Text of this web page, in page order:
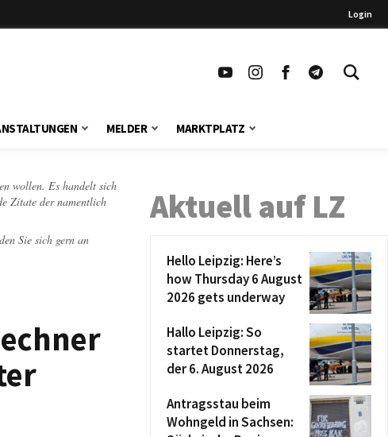
Login
MELDER MARKTPLATZ
wollen. Es handelt sich
Zitate der namentlich
Sie sich gern an
Aktuell auf LZ
Hello Leipzig: Here’s
how Thursday 6 August
2026 gets underway
Hallo Leipzig: So
startet Donnerstag,
der 6. August 2026
Antragsstau beim
Wohngeld in Sachsen: